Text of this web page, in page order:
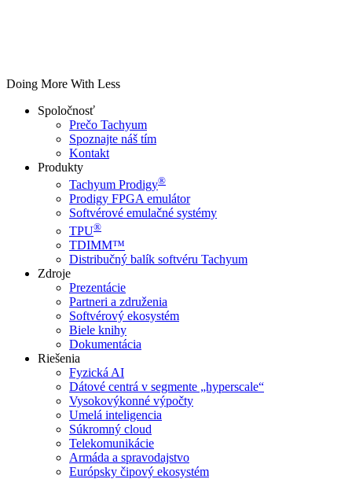
Doing More With Less
Spoločnosť
Prečo Tachyum
Spoznajte náš tím
Kontakt
Produkty
Tachyum Prodigy®
Prodigy FPGA emulátor
Softvérové emulačné systémy
TPU®
TDIMM™
Distribučný balík softvéru Tachyum
Zdroje
Prezentácie
Partneri a združenia
Softvérový ekosystém
Biele knihy
Dokumentácia
Riešenia
Fyzická AI
Dátové centrá v segmente „hyperscale“
Vysokovýkonné výpočty
Umelá inteligencia
Súkromný cloud
Telekomunikácie
Armáda a spravodajstvo
Európsky čipový ekosystém